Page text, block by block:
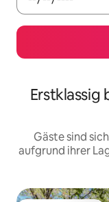
Gäste sind
aufgrund ihrer